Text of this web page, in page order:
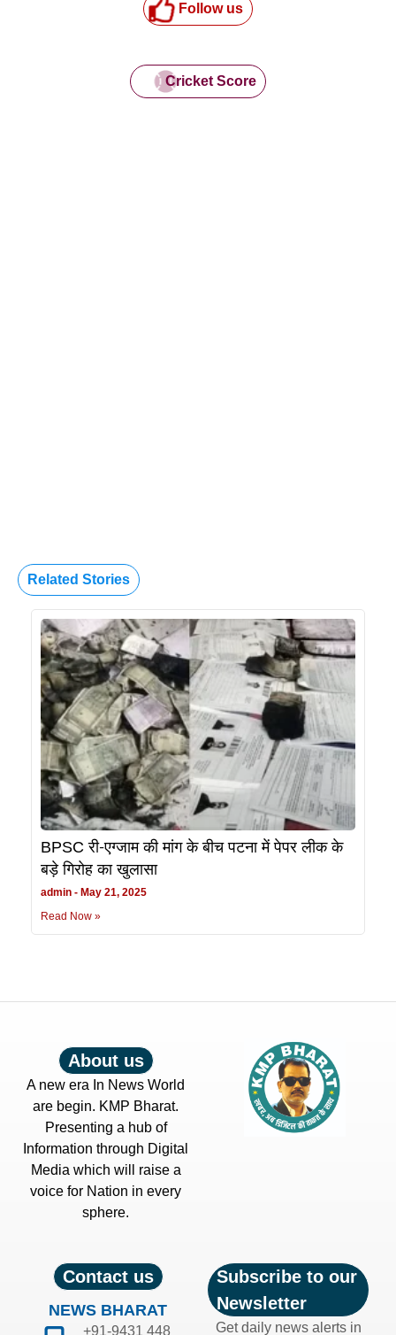
Follow us
Cricket Score
Related Stories
BPSC री-एग्जाम की मांग के बीच पटना में पेपर लीक के
बड़े गिरोह का खुलासा
admin
May 21, 2025
Read Now »
About us
A new era In News World
are begin. KMP Bharat.
Presenting a hub of
Information through Digital
Media which will raise a
voice for Nation in every
sphere.
Contact us
NEWS BHARAT
+91-9431 448
Subscribe to our
Newsletter
Get daily news alerts in